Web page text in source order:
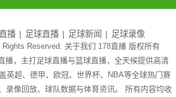
播 足球直播 足球新闻 足球录像
Reserved. 关于我们 178直播 版权所有
播，主打足球直播与篮球直播，全天候提供高清
英超、德甲、欧冠、世界杯、NBA等全球热门赛
录像回放、球队数据与体育资讯。 所有内容均收